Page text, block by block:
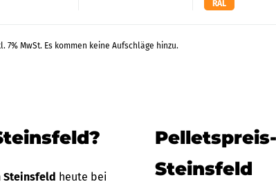
RAL
MwSt. Es kommen keine Aufschläge hinzu.
heute bei
Steinsfeld